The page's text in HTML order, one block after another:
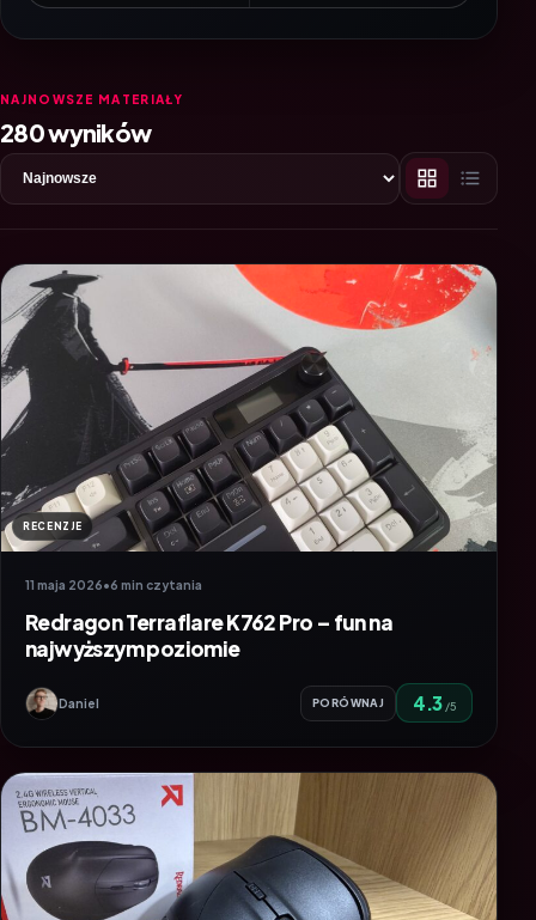
NAJNOWSZE MATERIAŁY
280 wyników
RECENZJE
11 maja 2026•6 min czytania
Redragon Terraflare K762 Pro – fun na
najwyższym poziomie
Daniel PORÓWNAJ 4.3 /5